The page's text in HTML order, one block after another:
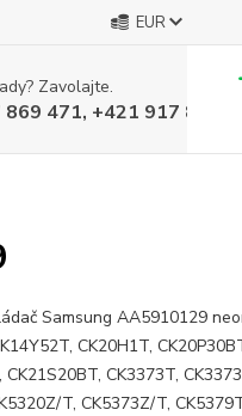
EUR
Zavolajte.
869 471, +421 917 817
Samsung AA5910129
CK20H1T,
CK21S20BT, CK3373T,
T, CK5373Z/T,